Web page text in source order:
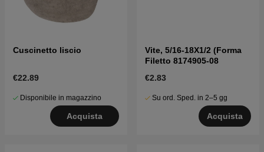
Cuscinetto liscio
€22.89
Disponibile in magazzino
Acquista
Vite, 5/16-18X1/2 (Forma
Filetto 8174905-08
€2.83
Su ord. Sped. in 2–5 gg
Acquista